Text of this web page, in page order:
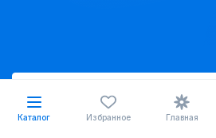
Скачать
Каталог Избранное Главная